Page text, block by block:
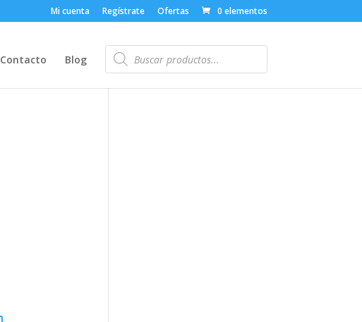
Mi cuenta Regístrate Ofertas 0 elementos
Contacto Blog
Búsqueda
de
productos